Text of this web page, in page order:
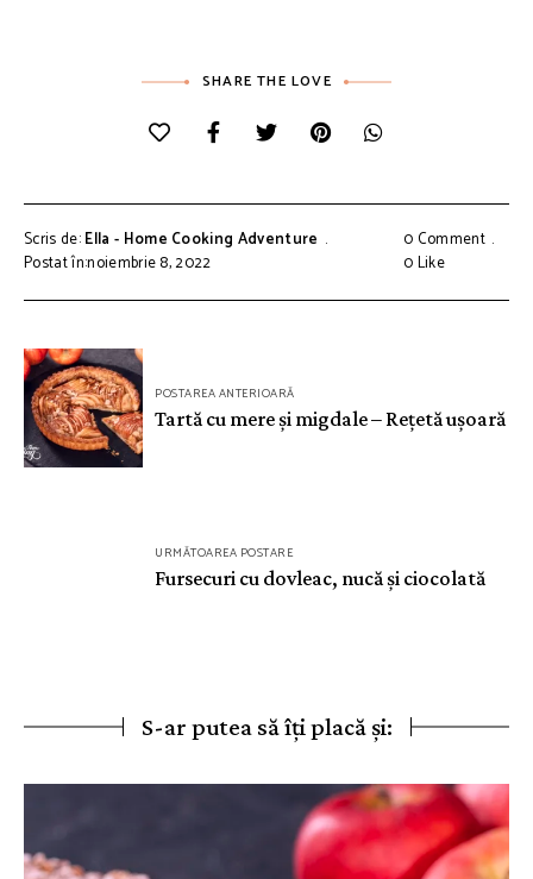
SHARE THE LOVE
Scris de:Ella - Home Cooking Adventure
Postat în:noiembrie 8, 2022
0 Comment
0Like
Navigare
în
articole
POSTAREA ANTERIOARĂ
Tartă cu mere și migdale – Rețetă ușoară
URMĂTOAREA POSTARE
Fursecuri cu dovleac, nucă și ciocolată
S-ar putea să îți placă și: